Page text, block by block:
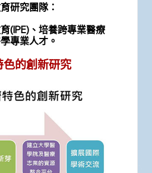
研究團隊：
(IPE)、培養跨專業醫療
專業人才。
的創新研究